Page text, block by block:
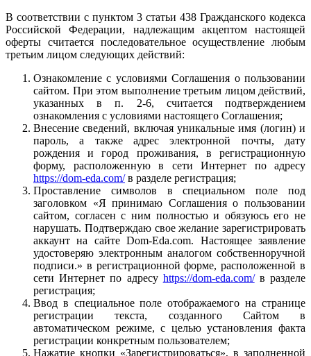
В соответствии с пунктом 3 статьи 438 Гражданского кодекса
Российской Федерации, надлежащим акцептом настоящей
оферты считается последовательное осуществление любым
третьим лицом следующих действий:
Ознакомление с условиями Соглашения о пользовании
сайтом. При этом выполнение третьим лицом действий,
указанных в п. 2-6, считается подтверждением
ознакомления с условиями настоящего Соглашения;
Внесение сведений, включая уникальные имя (логин) и
пароль, а также адрес электронной почты, дату
рождения и город проживания, в регистрационную
форму, расположенную в сети Интернет по адресу
https://dom-eda.com/в разделе регистрация;
Проставление символов в специальном поле под
заголовком «Я принимаю Соглашения о пользовании
сайтом, согласен с ним полностью и обязуюсь его не
нарушать. Подтверждаю свое желание зарегистрировать
аккаунт на сайте Dom-Eda.com. Настоящее заявление
удостоверяю электронным аналогом собственноручной
подписи.» в регистрационной форме, расположенной в
сети Интернет по адресу https://dom-eda.com/в разделе
регистрация;
Ввод в специальное поле отображаемого на странице
регистрации текста, созданного Сайтом в
автоматическом режиме, с целью установления факта
регистрации конкретным пользователем;
Нажатие кнопки «Зарегистрироваться», в заполненной